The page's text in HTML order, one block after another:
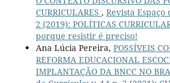
CURRICULARES , Revista
2 (2019): POLÍTICAS
porque resistir é preciso!
Ana Lúcia Pereira, POSSÍVEIS
REFORMA EDUCACIONAL
IMPLANTAÇÃO DA BNCC NO